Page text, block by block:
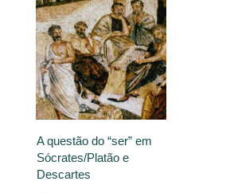
A questão do “ser” em
Sócrates/Platão e
Descartes